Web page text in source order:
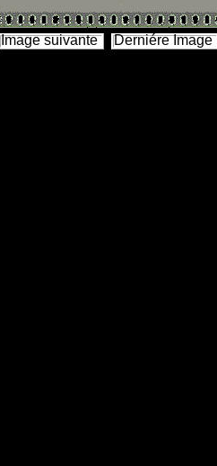
Image suivante Derniére Image